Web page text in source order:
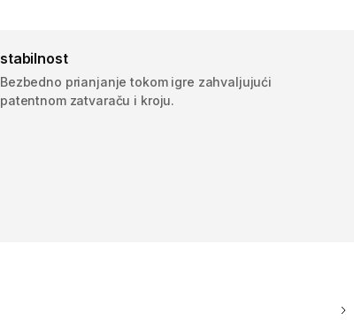
stabilnost
Bezbedno prianjanje tokom igre zahvaljujući
patentnom zatvaraču i kroju.